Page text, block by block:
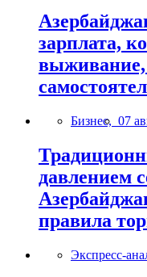
зарплата,
выживание,
Бизнес, 07
давлением
правила
Экспресс-